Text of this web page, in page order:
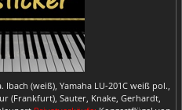
Ibach (weiß), Yamaha LU-201C weiß pol.,
(Frankfurt), Sauter, Knake, Gerhardt,